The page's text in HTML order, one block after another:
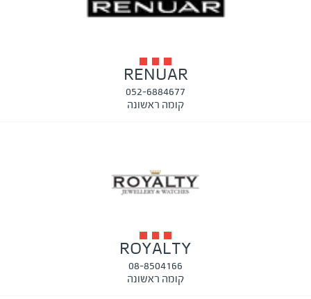
RENUAR
052-6884677
קומה ראשונה
ROYALTY
08-8504166
קומה ראשונה